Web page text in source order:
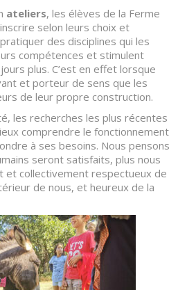
ateliers, les élèves de la Ferme
selon leurs choix et
des disciplines qui les
compétences et stimulent
plus. C’est en effet lorsque
et porteur de sens que les
de leur propre construction.
les recherches les plus récentes
comprendre le fonctionnement
à ses besoins. Nous pensons
seront satisfaits, plus nous
et collectivement respectueux de
de nous, et heureux de la